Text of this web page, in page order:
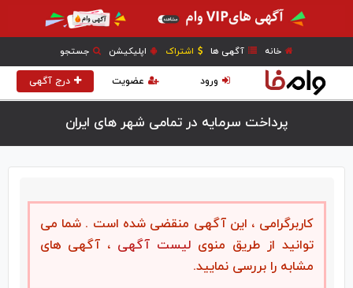
خانه آگهی ها اشتراک اپلیکیشن جستجو
درج آگهی عضویت ورود
پرداخت سرمایه در تمامی شهر های ایران
کاربرگرامی ، این آگهی منقضی شده است . شما می
توانید از طریق منوی لیست آگهی ، آگهی های
مشابه را بررسی نمایید.